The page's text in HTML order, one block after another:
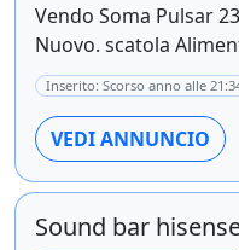
Vendo Soma Pulsar
Nuovo. scatola
Inserito: Scorso anno alle
VEDI ANNUNCIO
Sound bar